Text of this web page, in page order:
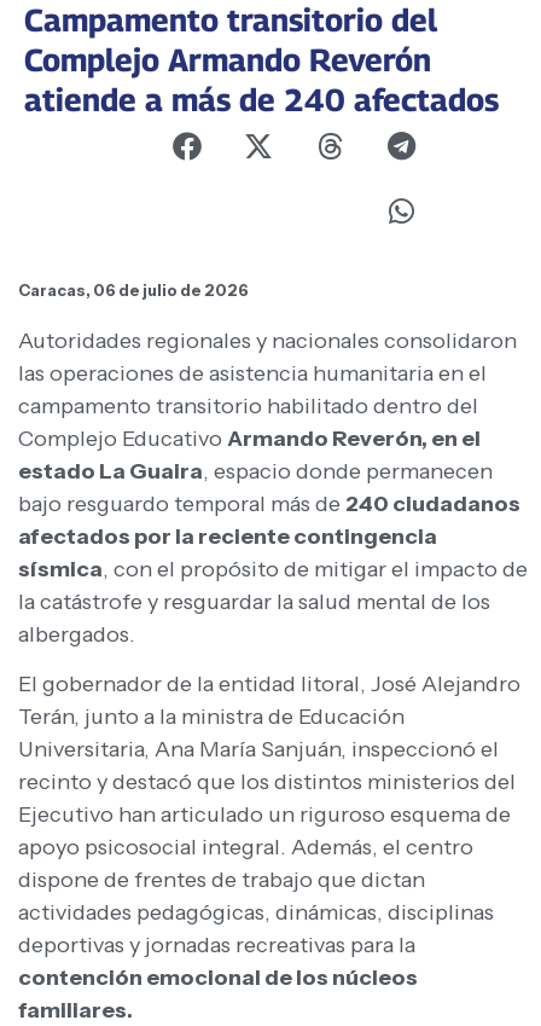
Campamento transitorio del
Complejo Armando Reverón
atiende a más de 240 afectados
Caracas, 06 de julio de 2026
Autoridades regionales y nacionales consolidaron
las operaciones de asistencia humanitaria en el
campamento transitorio habilitado dentro del
Complejo Educativo Armando Reverón, en el
estado La Guaira, espacio donde permanecen
bajo resguardo temporal más de 240 ciudadanos
afectados por la reciente contingencia
sísmica, con el propósito de mitigar el impacto de
la catástrofe y resguardar la salud mental de los
albergados.
El gobernador de la entidad litoral, José Alejandro
Terán, junto a la ministra de Educación
Universitaria, Ana María Sanjuán, inspeccionó el
recinto y destacó que los distintos ministerios del
Ejecutivo han articulado un riguroso esquema de
apoyo psicosocial integral. Además, el centro
dispone de frentes de trabajo que dictan
actividades pedagógicas, dinámicas, disciplinas
deportivas y jornadas recreativas para la
contención emocional de los núcleos
familiares.